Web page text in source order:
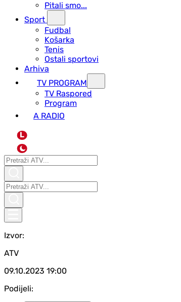
Pitali smo...
Sport
Fudbal
Košarka
Tenis
Ostali sportovi
Arhiva
TV PROGRAM
ТV Raspored
Program
A RADIO
L
Izvor:
ATV
09.10.2023 19:00
Podijeli: